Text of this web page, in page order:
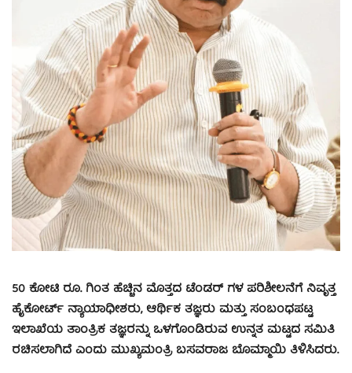
50 ಕೋಟಿ ರೂ. ಗಿಂತ ಹೆಚ್ಚಿನ ಮೊತ್ತದ ಟೆಂಡರ್ ಗಳ ಪರಿಶೀಲನೆಗೆ ನಿವೃತ್ತ
ಹೈಕೋರ್ಟ್ ನ್ಯಾಯಾಧೀಶರು, ಆರ್ಥಿಕ ತಜ್ಞರು ಮತ್ತು ಸಂಬಂಧಪಟ್ಟ
ಇಲಾಖೆಯ ತಾಂತ್ರಿಕ ತಜ್ಞರನ್ನು ಒಳಗೊಂಡಿರುವ ಉನ್ನತ ಮಟ್ಟದ ಸಮಿತಿ
ರಚಿಸಲಾಗಿದೆ ಎಂದು ಮುಖ್ಯಮಂತ್ರಿ ಬಸವರಾಜ ಬೊಮ್ಮಾಯಿ ತಿಳಿಸಿದರು.